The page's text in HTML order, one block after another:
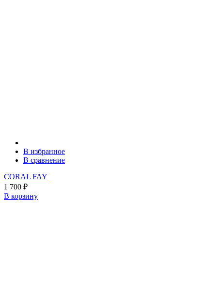
В избранное
В сравнение
CORAL FAY
1 700 ₽
В корзину